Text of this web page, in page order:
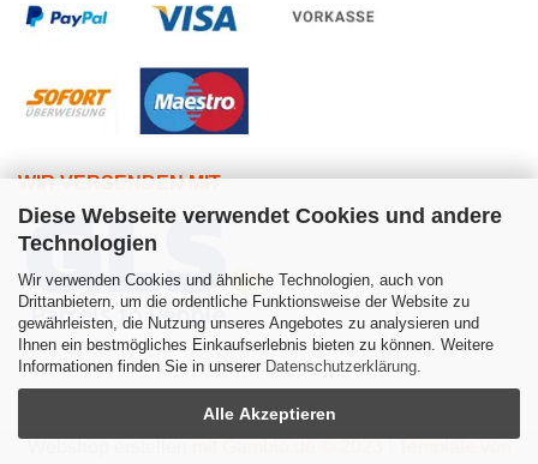
Diese Webseite verwendet Cookies und andere
Technologien
Wir verwenden Cookies und ähnliche Technologien, auch von
Drittanbietern, um die ordentliche Funktionsweise der Website zu
gewährleisten, die Nutzung unseres Angebotes zu analysieren und
Ihnen ein bestmögliches Einkaufserlebnis bieten zu können. Weitere
Informationen finden Sie in unserer Datenschutzerklärung.
Alle Akzeptieren
WIR VERSENDEN MIT